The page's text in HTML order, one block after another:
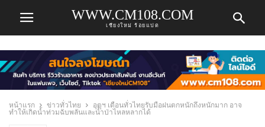
WWW.CM108.COM
เชียงใหม่ ร้อยแปด
หน้าแรก ข่าวทั่วไทย
อุตุฯ เตือนทั่วไทยรับมือฝนตกหนักถึงหนักมาก อาจ
ทำให้เกิดน้ำท่วมฉับพลันและน้ำป่าไหลหลากได้